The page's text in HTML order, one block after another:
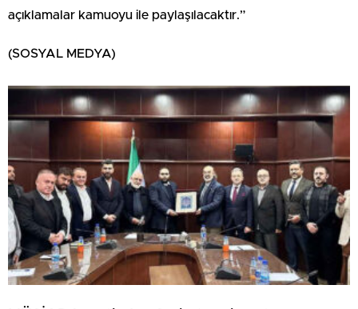
açıklamalar kamuoyu ile paylaşılacaktır.”
(SOSYAL MEDYA)